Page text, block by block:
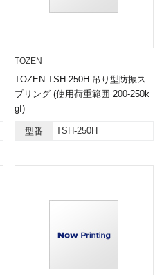
TOZEN
TOZEN TSH-250H 吊り型防振ス
プリング (使用荷重範囲 200-250k
gf)
型番 TSH-250H